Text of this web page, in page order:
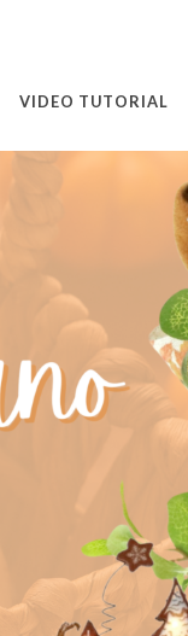
VIDEO TUTORIAL